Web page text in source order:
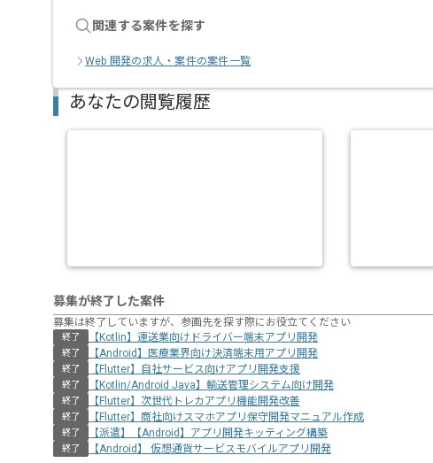
関連する案件を探す
Web 開発の求人・案件の案件一覧
あなたの閲覧履歴
募集が終了した案件
募集は終了していますが、参画先を探す際にお役立てください
終了 【Kotlin】運送業向けドライバー端末アプリ開発
終了 【Android】医療業界向け決済端末用アプリ開発
終了 【Flutter】自社サービス向けアプリ開発支援
終了 【Kotlin/Android Java】輸送管理システム向け開発
終了 【Flutter】次世代トレカアプリ機能開発改善
終了 【Flutter】商社向けスマホアプリ保守開発マニュアル作成
終了 【派遣】【Android】アプリ開発キッティング構築
終了 【Android】 仮想通貨サービスモバイルアプリ開発